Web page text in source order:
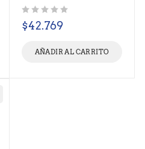
$42.769
AÑADIR AL CARRITO